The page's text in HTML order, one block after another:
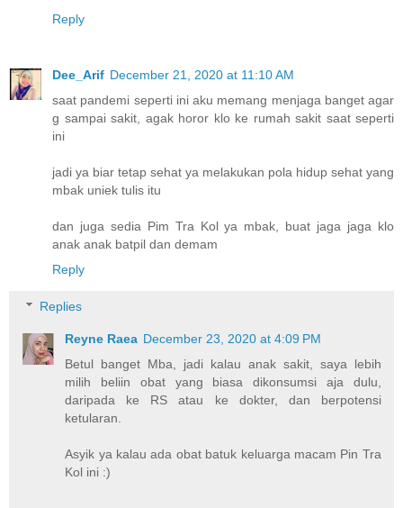
Reply
Dee_Arif December 21, 2020 at 11:10 AM
saat pandemi seperti ini aku memang menjaga banget agar
g sampai sakit, agak horor klo ke rumah sakit saat seperti
ini
jadi ya biar tetap sehat ya melakukan pola hidup sehat yang
mbak uniek tulis itu
dan juga sedia Pim Tra Kol ya mbak, buat jaga jaga klo
anak anak batpil dan demam
Reply
Replies
Reyne Raea December 23, 2020 at 4:09 PM
Betul banget Mba, jadi kalau anak sakit, saya lebih
milih beliin obat yang biasa dikonsumsi aja dulu,
daripada ke RS atau ke dokter, dan berpotensi
ketularan.
Asyik ya kalau ada obat batuk keluarga macam Pin Tra
Kol ini :)